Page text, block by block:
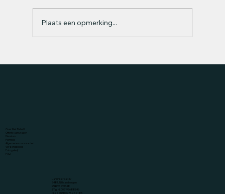
Plaats een opmerking...
Over Met Babett
Verzendbeleid
Lansinkstraat 47
7481JN Haaksbergen
KVK 96291648
BTW
NL005199688B46
NL72 KNAB 0776 2321 85